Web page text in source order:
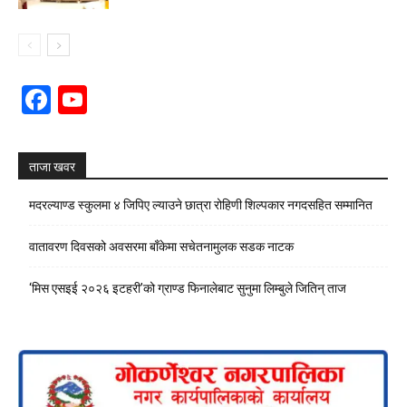
Facebook
ताजा खवर
मदरल्याण्ड स्कुलमा ४ जिपिए ल्याउने छात्रा रोहिणी शिल्पकार नगदसहित सम्मानित
वातावरण दिवसको अवसरमा बाँकेमा सचेतनामुलक सडक नाटक
‘मिस एसइई २०२६ इटहरी’को ग्राण्ड फिनालेबाट सुनुमा लिम्बुले जितिन् ताज